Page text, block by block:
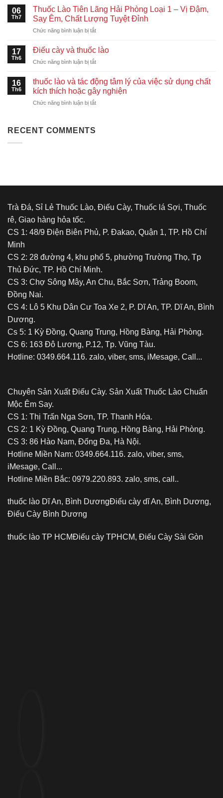
Singapore
Nhanh
Chóng
–
Toàn
lào,
Điếu
Cày
Hỏa
Khu
Hồ
Minh
06
Th7
Thuốc Lào Tiên Lãng Hải Phòng Loại 1 – Vị Đậm,
Say Êm, Chất Lượng Tuyệt Đỉnh
Chức năng bình luận bị tắtở
Lào
Lãng
Phòng
Loại
–
17
Th6
Điếu cày và thuốc lào
Chức năng bình luận bị tắtở
cày
và
thuốc
lào
16
Th6
thuốc lào và tác động tâm lý của việc sử dụng chất
kích thích hoặc gây nghiện
Chức năng bình luận bị tắtở
sử
chất
hoặc
gây
RECENT COMMENTS
Trà Đá, Sỉ Lẻ Thuốc Lào, Điếu Cày, Thuốc lá Sợi, Thuốc
rê, Giao hàng hỏa tốc.
CS 1: 48/9 Điện Biên Phủ, P. Đakao, Quận 1, TP. Hồ Chí
Minh
CS 2: 28 đường 4, khu phố 5, phường Trường Thọ, Tp
Thủ Đức, TP. Hồ Chí Minh.
CS 3: Chợ Sông Mây, An Chu, Bắc Sơn, Trảng Boom,
Đồng Nai.
CS 4: Lô 5 Khu Dân Cư Toa Xe 2, P. Dĩ An, TP. Dĩ An, Bình
Dương.
Cs 5: 1 Kỳ Đồng, Quang Trung, Hồng Bàng, Hải Phòng.
CS 6: 163 Đô Lương, P.12, Tp. Vũng Tàu.
Hotline: 0349.664.116. zalo, viber, sms, iMesage, Call...
Chuyên Sản Xuất Điếu Cày. Sản Xuất Thuốc Lào Chuẩn
Mộc Êm Say.
CS 1: Thị Trấn Nga Sơn, TP. Thanh Hóa.
CS 2: 1 Kỳ Đồng, Quang Trung, Hồng Bàng, Hải Phòng.
CS 3: 86 Hào Nam, Đống Đa, Hà Nội.
Hotline Miền Nam: 0349.664.116. zalo, viber, sms,
iMesage, Call...
Hotline Miền Bắc: 0979.220.893. zalo, sms, call..
thuốc lào Dĩ An, Bình DươngĐiếu cày dĩ An, Bình Dương,
Điếu Cày Bình Dương
thuốc lào TP HCMĐiếu cày TPHCM, Điếu Cày Sài Gòn